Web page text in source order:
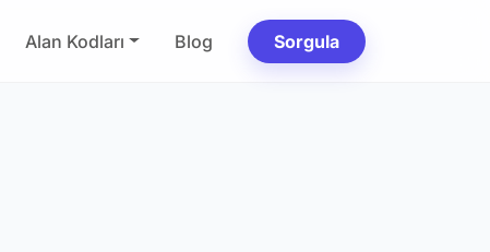
Alan Kodları Blog Sorgula